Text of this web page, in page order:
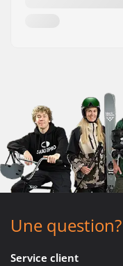
Une question?
Service client